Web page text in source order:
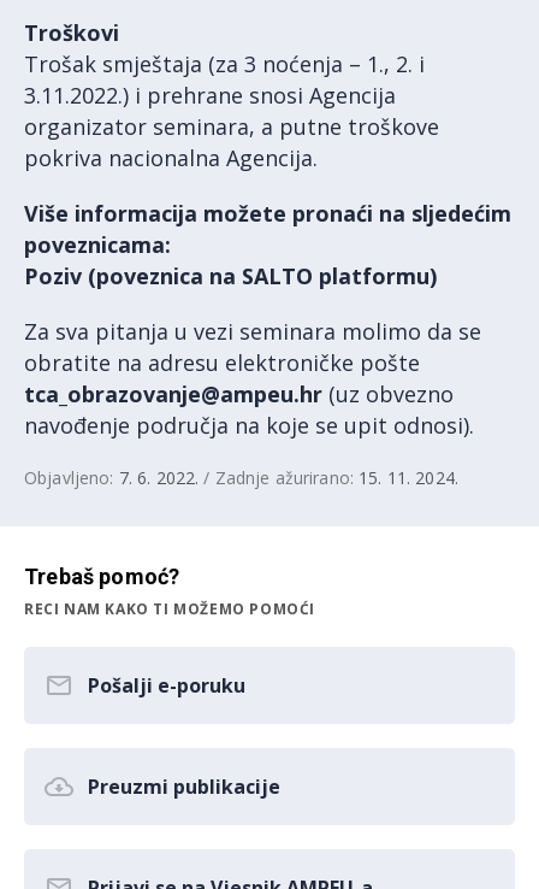
Troškovi
Trošak smještaja (za 3 noćenja – 1., 2. i
3.11.2022.) i prehrane snosi Agencija
organizator seminara, a putne troškove
pokriva nacionalna Agencija.
Više informacija možete pronaći na sljedećim
poveznicama:
Poziv (poveznica na SALTO platformu)
Za sva pitanja u vezi seminara molimo da se
obratite na adresu elektroničke pošte
tca_obrazovanje@ampeu.hr (uz obvezno
navođenje područja na koje se upit odnosi).
Objavljeno: 7. 6. 2022. / Zadnje ažurirano: 15. 11. 2024.
Trebaš pomoć?
RECI NAM KAKO TI MOŽEMO POMOĆI
Pošalji e-poruku
Preuzmi publikacije